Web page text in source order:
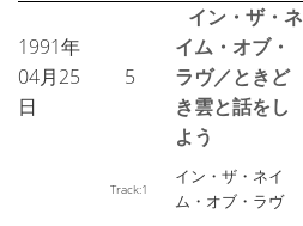
1991年
04月25
日
5
イン・ザ・ネ
イム・オブ・
ラヴ／ときど
き雲と話をし
よう
Track:1
イン・ザ・ネイ
ム・オブ・ラヴ